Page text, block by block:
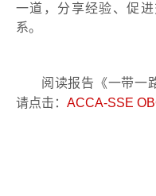
一道，分享经验、促
系。
阅读报告《一带一
请点击： ACCA-SSE